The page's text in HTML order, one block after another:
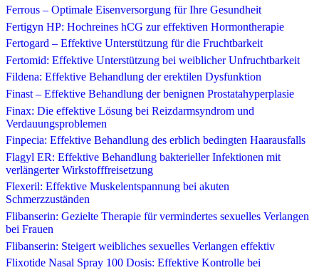
Ferrous – Optimale Eisenversorgung für Ihre Gesundheit
Fertigyn HP: Hochreines hCG zur effektiven Hormontherapie
Fertogard – Effektive Unterstützung für die Fruchtbarkeit
Fertomid: Effektive Unterstützung bei weiblicher Unfruchtbarkeit
Fildena: Effektive Behandlung der erektilen Dysfunktion
Finast – Effektive Behandlung der benignen Prostatahyperplasie
Finax: Die effektive Lösung bei Reizdarmsyndrom und
Verdauungsproblemen
Finpecia: Effektive Behandlung des erblich bedingten Haarausfalls
Flagyl ER: Effektive Behandlung bakterieller Infektionen mit
verlängerter Wirkstofffreisetzung
Flexeril: Effektive Muskelentspannung bei akuten
Schmerzzuständen
Flibanserin: Gezielte Therapie für vermindertes sexuelles Verlangen
bei Frauen
Flibanserin: Steigert weibliches sexuelles Verlangen effektiv
Flixotide Nasal Spray 100 Dosis: Effektive Kontrolle bei